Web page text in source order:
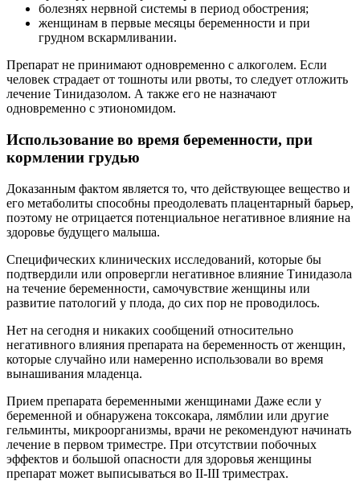
болезнях нервной системы в период обострения;
женщинам в первые месяцы беременности и при
грудном вскармливании.
Препарат не принимают одновременно с алкоголем. Если
человек страдает от тошноты или рвоты, то следует отложить
лечение Тинидазолом. А также его не назначают
одновременно с этиономидом.
Использование во время беременности, при
кормлении грудью
Доказанным фактом является то, что действующее вещество и
его метаболиты способны преодолевать плацентарный барьер,
поэтому не отрицается потенциальное негативное влияние на
здоровье будущего малыша.
Специфических клинических исследований, которые бы
подтвердили или опровергли негативное влияние Тинидазола
на течение беременности, самочувствие женщины или
развитие патологий у плода, до сих пор не проводилось.
Нет на сегодня и никаких сообщений относительно
негативного влияния препарата на беременность от женщин,
которые случайно или намеренно использовали во время
вынашивания младенца.
Прием препарата беременными женщинами Даже если у
беременной и обнаружена токсокара, лямблии или другие
гельминты, микроорганизмы, врачи не рекомендуют начинать
лечение в первом триместре. При отсутствии побочных
эффектов и большой опасности для здоровья женщины
препарат может выписываться во II-III триместрах.